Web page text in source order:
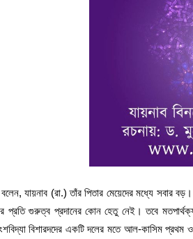
যায়নাব (রা.) তাঁর পিতার মেয়েদের মধ্যে সবার
প্রতি গুরুত্ব প্রদানের কোন হেতু নেই। তবে
বিশারদদের একটি দলের মতে আল-কাসিম প্রথম